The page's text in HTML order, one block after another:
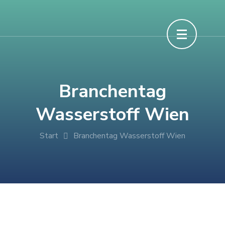
Branchentag
Wasserstoff Wien
Start Branchentag Wasserstoff Wien